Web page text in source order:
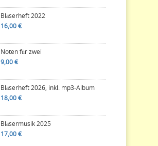
Bläserheft 2022
16,00 €
Noten für zwei
9,00 €
Bläserheft 2026, inkl. mp3-Album
18,00 €
Bläsermusik 2025
17,00 €